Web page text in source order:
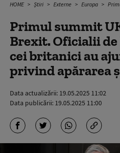
HOME Știri Externe Europa Primul summit
Primul summit
Brexit. Oficialii
cei britanici au
privind apărarea
Data actualizării: 19.05.2025 11:02
Data publicării: 19.05.2025 11:00